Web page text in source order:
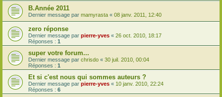
B.Année 2011
Dernier message par mamyrasta « 08 janv. 2011, 12:40
zero réponse
Dernier message par pierre-yves « 26 oct. 2010, 18:17
Réponses : 1
super votre forum...
Dernier message par chrisdo « 30 juil. 2010, 00:04
Réponses : 1
Et si c'est nous qui sommes auteurs ?
Dernier message par pierre-yves « 10 janv. 2010, 22:24
Réponses : 6